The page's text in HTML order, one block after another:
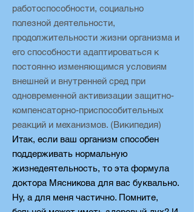
работоспособности, социально
полезной деятельности,
продолжительности жизни организма и
его способности адаптироваться к
постоянно изменяющимся условиям
внешней и внутренней сред при
одновременной активизации защитно-
компенсаторно-приспособительных
реакций и механизмов. (Википедия)
Итак, если ваш организм способен
поддерживать нормальную
жизнедеятельность, то эта формула
доктора Мясникова для вас буквально.
Ну, а для меня частично. Помните,